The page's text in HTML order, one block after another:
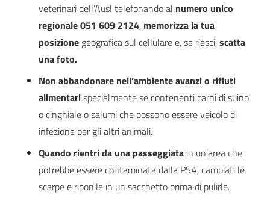
veterinari dell’Ausl telefonando al numero unico
regionale 051 609 2124, memorizza la tua
posizione geografica sul cellulare e, se riesci,scatta
una foto.
Non abbandonare nell’ambiente avanzi o rifiuti
alimentarispecialmente se contenenti carni di suino
o cinghiale o salumi che possono essere veicolo di
infezione per gli altri animali.
Quando rientri da una passeggiata in un’area che
potrebbe essere contaminata dalla PSA, cambiati le
scarpe e riponile in un sacchetto prima di pulirle.